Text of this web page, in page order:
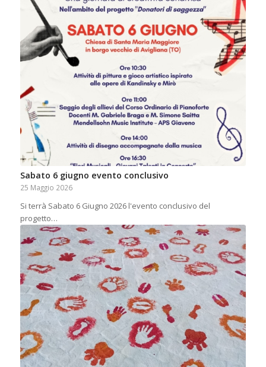
Sabato 6 giugno evento conclusivo
25 Maggio 2026
Si terrà Sabato 6 Giugno 2026 l'evento conclusivo del
progetto…